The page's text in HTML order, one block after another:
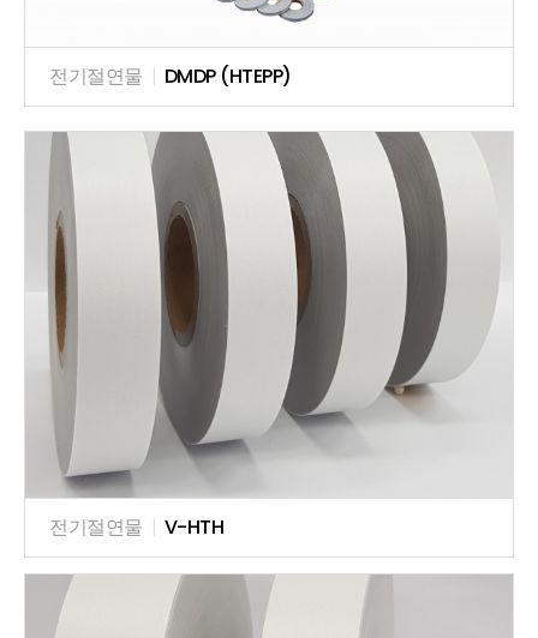
전기절연물 | DMDP (HTEPP)
전기절연물 | V-HTH